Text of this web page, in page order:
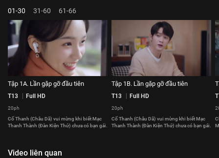
01-30 31-60 61-66
Tập 1A. Lần gặp gỡ đầu tiên
T13 Full HD
20ph
Cố Thanh (Châu Dã) vui mừng khi biết Mạc
Thanh Thành (Đàn Kiện Thứ) chưa có bạn gái.
Tập 1B. Lần gặp gỡ đầu tiên
T13 Full HD
20ph
Cố Thanh (Châu Dã) vui mừng khi biết Mạc
Thanh Thành (Đàn Kiện Thứ) chưa có bạn gái.
Video liên quan